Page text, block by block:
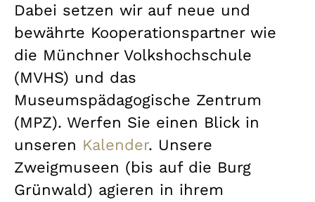
Dabei setzen wir auf neue und
bewährte Kooperationspartner wie
die Münchner Volkshochschule
(MVHS) und das
Museumspädagogische Zentrum
(MPZ). Werfen Sie einen Blick in
unseren Kalender. Unsere
Zweigmuseen (bis auf die Burg
Grünwald) agieren in ihrem